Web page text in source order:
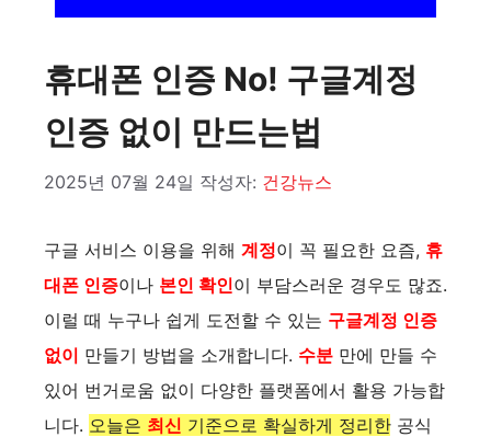
휴대폰 인증 No! 구글계정
인증 없이 만드는법
2025년 07월 24일 작성자: 건강뉴스
구글 서비스 이용을 위해 계정이 꼭 필요한 요즘, 휴
대폰 인증이나 본인 확인이 부담스러운 경우도 많죠.
이럴 때 누구나 쉽게 도전할 수 있는 구글계정 인증
없이 만들기 방법을 소개합니다. 수분 만에 만들 수
있어 번거로움 없이 다양한 플랫폼에서 활용 가능합
니다. 오늘은 최신 기준으로 확실하게 정리한 공식